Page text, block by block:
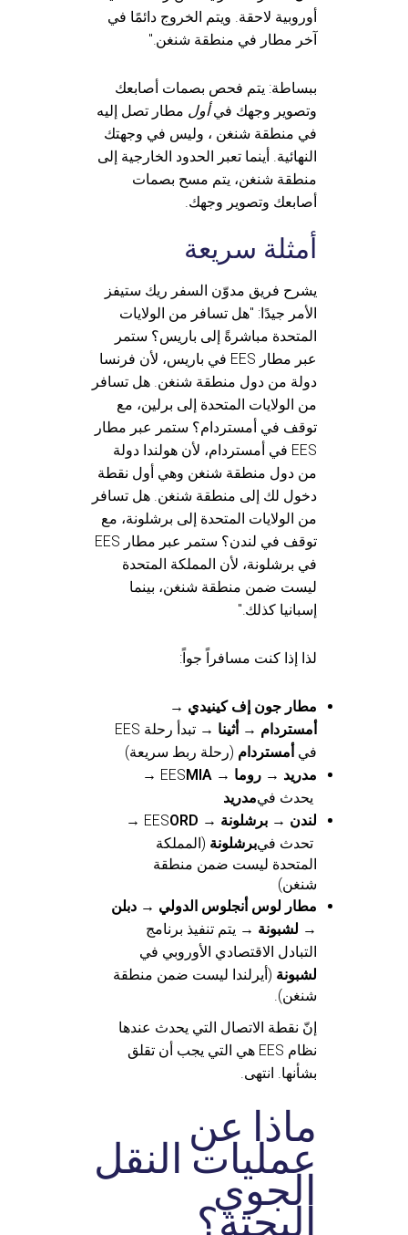
أوروبية لاحقة. ويتم الخروج دائمًا في
آخر مطار في منطقة شنغن."
ببساطة: يتم فحص بصمات أصابعك
وتصوير وجهك فيأول مطار تصل إليه
في منطقة شنغن ، وليس في وجهتك
النهائية. أينما تعبر الحدود الخارجية إلى
منطقة شنغن، يتم مسح بصمات
أصابعك وتصوير وجهك.
أمثلة سريعة
يشرح فريق مدوّن السفر ريك ستيفز
الأمر جيدًا: "هل تسافر من الولايات
المتحدة مباشرةً إلى باريس؟ ستمر
عبر مطار EES في باريس، لأن فرنسا
دولة من دول منطقة شنغن. هل تسافر
من الولايات المتحدة إلى برلين، مع
توقف في أمستردام؟ ستمر عبر مطار
EES في أمستردام، لأن هولندا دولة
من دول منطقة شنغن وهي أول نقطة
دخول لك إلى منطقة شنغن. هل تسافر
من الولايات المتحدة إلى برشلونة، مع
توقف في لندن؟ ستمر عبر مطار EES
في برشلونة، لأن المملكة المتحدة
ليست ضمن منطقة شنغن، بينما
إسبانيا كذلك."
لذا إذا كنت مسافراً جواً:
مطار جون إف كينيدي →
أمستردام → أثينا
→ تبدأ رحلة EES
في أمستردام (رحلة ربط سريعة)
MIA → مدريد → روما
→ EES
مدريد
ORD → لندن → برشلونة
→ EES
برشلونة (المملكة
المتحدة ليست ضمن منطقة
شنغن)
مطار لوس أنجلوس الدولي → دبلن
→ لشبونة → يتم تنفيذ برنامج
التبادل الاقتصادي الأوروبي في
لشبونة (أيرلندا ليست ضمن منطقة
شنغن).
إنّ نقطة الاتصال التي يحدث عندها
نظام EES هي التي يجب أن تقلق
بشأنها. انتهى.
ماذا عن
عمليات النقل
الجوي
البحتة؟